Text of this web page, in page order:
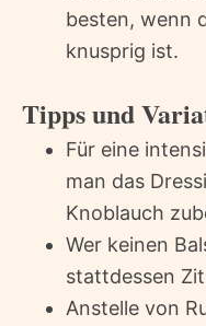
besten, wenn
knusprig ist.
Tipps und
Für eine
man das
Knoblauch
Wer keinen
stattdessen
Anstelle von